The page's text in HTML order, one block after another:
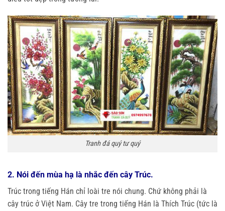
Tranh đá quý tư quý
2. Nói đến mùa hạ là nhắc đến cây Trúc.
Trúc trong tiếng Hán chỉ loài tre nói chung. Chứ không phải là
cây trúc ở Việt Nam. Cây tre trong tiếng Hán là Thích Trúc (tức là